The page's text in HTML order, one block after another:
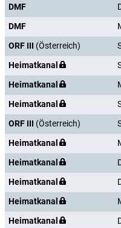
DMF
DMF
ORF III (Österreich)
Heimatkanal
Heimatkanal
Heimatkanal
ORF III (Österreich)
Heimatkanal
Heimatkanal
Heimatkanal
Heimatkanal
Heimatkanal